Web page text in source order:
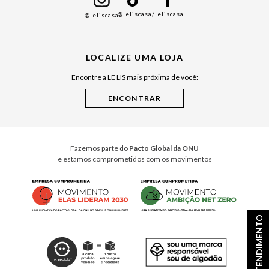
ATENDIMENTO
Cuidados Casa
@leliscasa@leliscasa/leliscasa
LOCALIZE UMA LOJA
Encontre a LE LIS mais próxima de você:
Fazemos parte do Pacto Global da ONU
e estamos comprometidos com os movimentos